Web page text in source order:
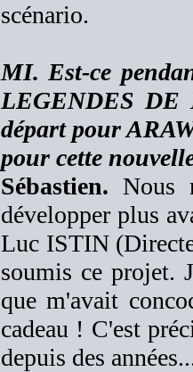
scénario.
MI. Est-ce
LEGENDES DE
départ pour
pour cette
Sébastien. Nous
développer plus
Luc ISTIN
soumis ce projet.
que m'avait
cadeau ! C'est
depuis des